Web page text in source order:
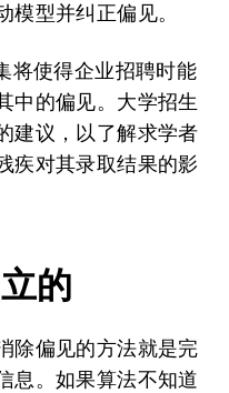
模型并纠正偏见。
将使得企业招聘时能
中的偏见。大学招生
建议，以了解求学者
疾对其录取结果的影
的
除偏见的方法就是完
息。如果算法不知道